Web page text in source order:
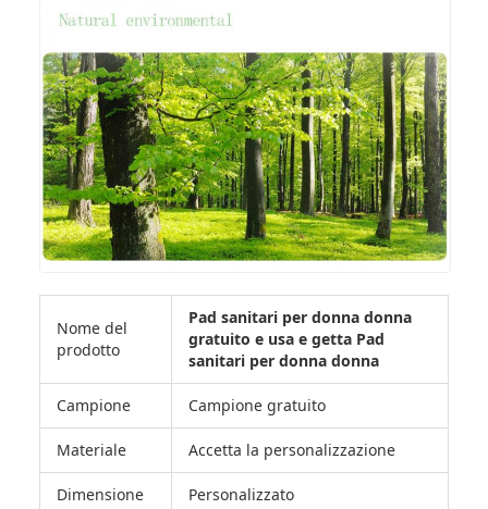
Nome del
prodotto
Pad sanitari per donna donna
gratuito e usa e getta Pad
sanitari per donna donna
Campione Campione gratuito
Materiale Accetta la personalizzazione
Dimensione Personalizzato